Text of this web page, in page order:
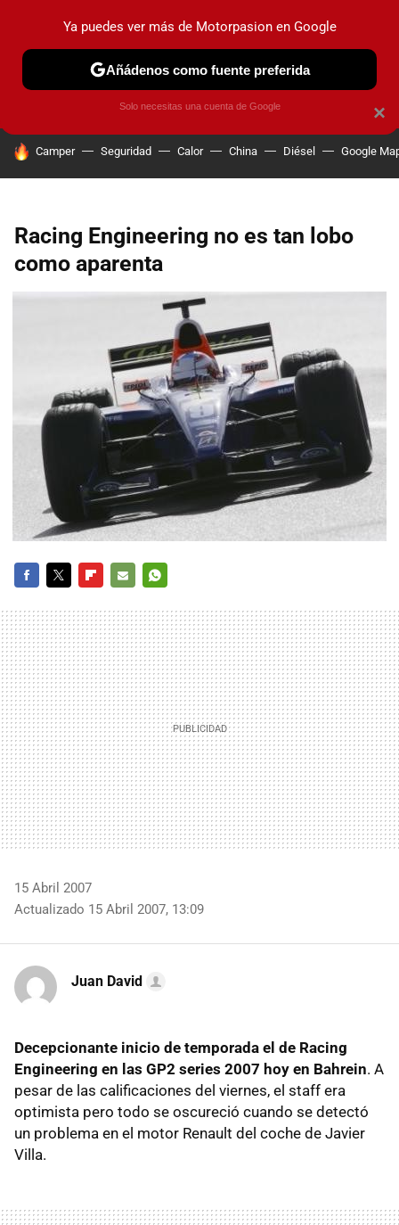
PRUEBAS COCHES ELÉCTRICOS OBSERVATORIO
HOY SE HABLA DE
Camper Seguridad Calor China Diésel Google
Racing Engineering no es tan lobo
como aparenta
MAIL
15 Abril 2007
Actualizado 15 Abril 2007, 13:09
Juan David
Decepcionante inicio de temporada el de Racing
Engineering en las GP2 series 2007 hoy en Bahrein. A
pesar de las calificaciones del viernes, el staff era
optimista pero todo se oscureció cuando se detectó
un problema en el motor Renault del coche de Javier
Villa.
×
Ya puedes ver más de Motorpasion en Google
Añádenos como fuente preferida
Solo necesitas una cuenta de Google